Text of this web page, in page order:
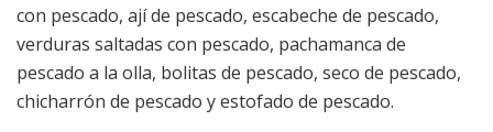
con pescado, ají de pescado, escabeche de pescado,
verduras saltadas con pescado, pachamanca de
pescado a la olla, bolitas de pescado, seco de pescado,
chicharrón de pescado y estofado de pescado.